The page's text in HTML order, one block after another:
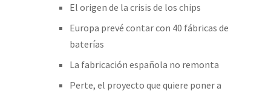
El origen de la crisis de los chips
Europa prevé contar con 40 fábricas de
baterías
La fabricación española no remonta
Perte, el proyecto que quiere poner a